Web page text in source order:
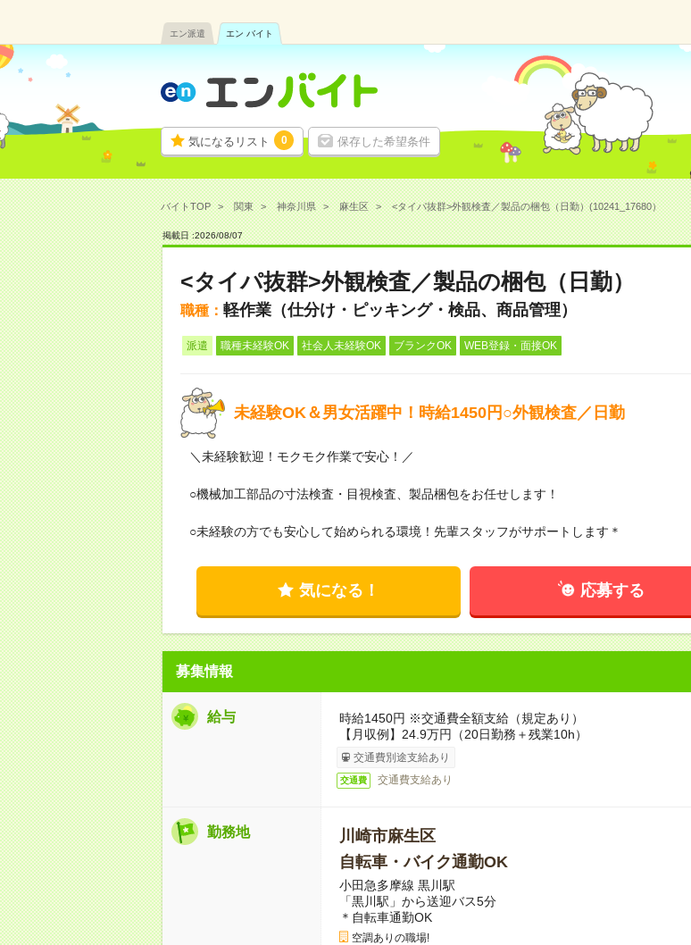
エン派遣 エン バイト
気になるリスト 0 保存した希望条件
バイトTOP 関東 神奈川県 麻生区 <タイパ抜群>外観検査／製品の梱包（日勤）(10241_17680）
掲載日 :2026/08/07
<タイパ抜群>外観検査／製品の梱包（日勤）
職種： 軽作業（仕分け・ピッキング・検品、商品管理）
派遣 職種未経験OK 社会人未経験OK ブランクOK WEB登録・面接OK
未経験OK＆男女活躍中！時給1450円○外観検査／日勤
＼未経験歓迎！モクモク作業で安心！／
○機械加工部品の寸法検査・目視検査、製品梱包をお任せします！
○未経験の方でも安心して始められる環境！先輩スタッフがサポートします＊
気になる！ 応募する
募集情報
給与
時給1450円 ※交通費全額支給（規定あり）
【月収例】24.9万円（20日勤務＋残業10h）
交通費別途支給あり
交通費 交通費支給あり
勤務地
川崎市麻生区
自転車・バイク通勤OK
小田急多摩線 黒川駅
「黒川駅」から送迎バス5分
＊自転車通勤OK
空調ありの職場!